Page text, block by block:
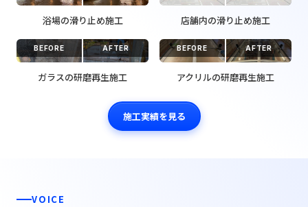
浴場の滑り止め施工 店舗内の滑り止め施工
BEFORE AFTER
ガラスの研磨再生施工
BEFORE AFTER
アクリルの研磨再生施工
施工実績を見る
VOICE